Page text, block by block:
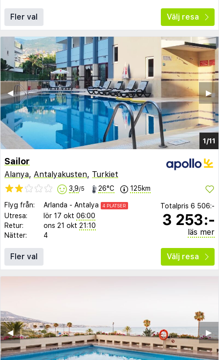
Fler val Välj resa
1/11
▶︎
◀︎
Sailor
Alanya, Antalyakusten, Turkiet
3,9/5 26°C 125km
Flyg från: Arlanda - Antalya 4 PLATSER
Utresa: lör 17 okt 06:00
Retur:
ons 21 okt 21:10
Nätter:
4
Totalpris 6 506:-
3 253:-
läs mer
Fler val Välj resa
▶︎
◀︎